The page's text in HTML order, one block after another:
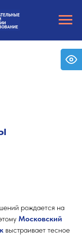
рождается на
Московский
выстраивает тесное